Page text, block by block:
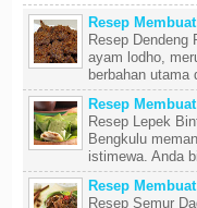
Resep
Resep Dendeng
ayam lodho,
berbahan utama
Resep
Resep Lepek
Bengkulu
istimewa. Anda
Resep
Resep Semur